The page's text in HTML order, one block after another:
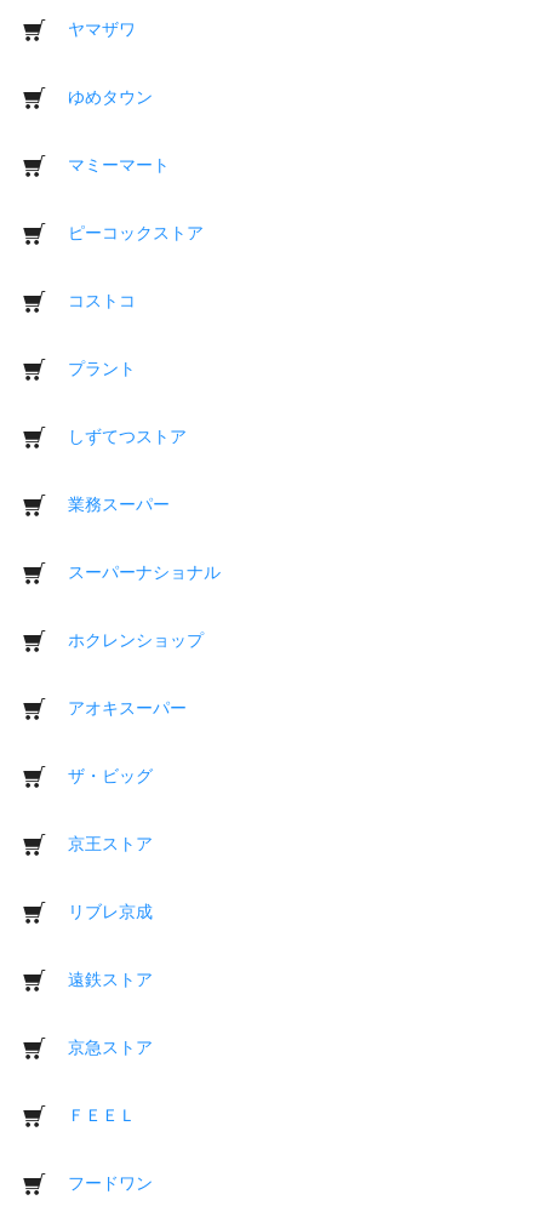
ヤマザワ
ゆめタウン
マミーマート
ピーコックストア
コストコ
プラント
しずてつストア
業務スーパー
スーパーナショナル
ホクレンショップ
アオキスーパー
ザ・ビッグ
京王ストア
リブレ京成
遠鉄ストア
京急ストア
ＦＥＥＬ
フードワン